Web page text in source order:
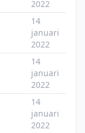
2022
14
januari
2022
14
januari
2022
14
januari
2022